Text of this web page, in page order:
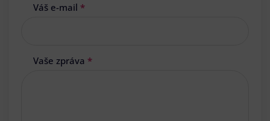
Váš e-mail *
Vaše zpráva *